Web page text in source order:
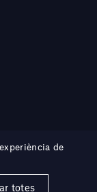
de
totes